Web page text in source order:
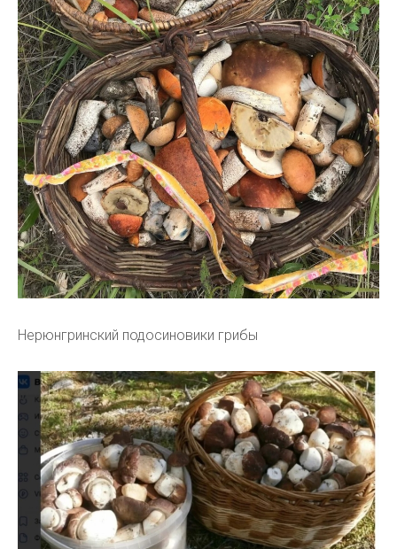
Нерюнгринский подосиновики грибы